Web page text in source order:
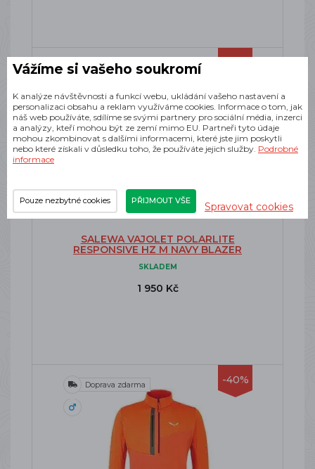
Doprava zdarma
SALEWA VAJOLET POLARLITE
RESPONSIVE HZ M NAVY BLAZER
SKLADEM
1 950 Kč
-40%
Doprava zdarma
Vážíme si vašeho soukromí
K analýze návštěvnosti a funkcí webu, ukládání vašeho nastavení a
personalizaci obsahu a reklam využíváme cookies. Informace o tom, jak
náš web používáte, sdílíme se svými partnery pro sociální média, inzerci
a analýzy, kteří mohou být ze zemí mimo EU. Partneři tyto údaje
mohou zkombinovat s dalšími informacemi, které jste jim poskytli
nebo které získali v důsledku toho, že používáte jejich služby. Podrobné
informace
Pouze nezbytné cookies PŘIJMOUT VŠE Spravovat cookies